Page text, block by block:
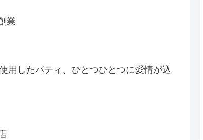
業
用したパティ、ひとつひとつに愛情が込